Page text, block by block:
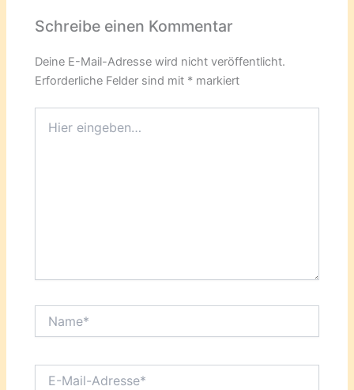
Schreibe einen Kommentar
Deine E-Mail-Adresse wird nicht veröffentlicht.
Erforderliche Felder sind mit * markiert
eingeben…